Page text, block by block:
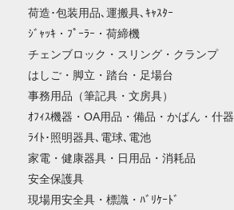
荷造･包装用品､運搬具､ｷｬｽﾀｰ
ｼﾞｬｯｷ・ﾌﾟｰﾗｰ・荷締機
チェンブロック・スリング・クランプ
はしご・脚立・踏台・足場台
事務用品（筆記具・文房具）
ｵﾌｨｽ機器・OA用品・備品・かばん・什器
ﾗｲﾄ･照明器具､電球､電池
家電・健康器具・日用品・消耗品
安全保護具
現場用安全具・標識・ﾊﾞﾘｹｰﾄﾞ